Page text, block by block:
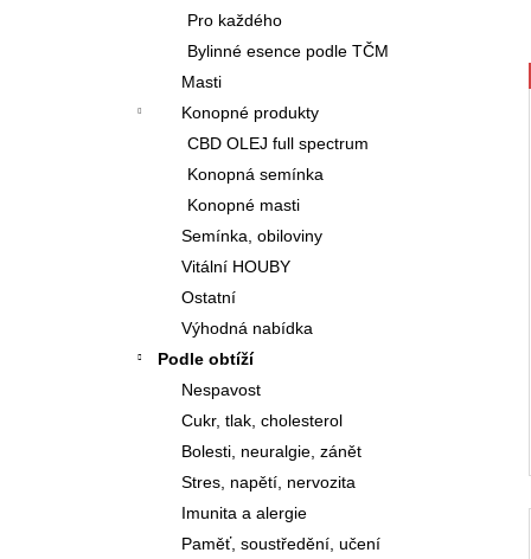
Pro každého
Bylinné esence podle TČM
Masti
Konopné produkty
CBD OLEJ full spectrum
Konopná semínka
Konopné masti
Semínka, obiloviny
Vitální HOUBY
Ostatní
Výhodná nabídka
Podle obtíží
Nespavost
Cukr, tlak, cholesterol
Bolesti, neuralgie, zánět
Stres, napětí, nervozita
Imunita a alergie
Paměť, soustředění, učení
TAO SHEN LING
BYLINNÁ ESENCE
PODLE TČM
460 Kč